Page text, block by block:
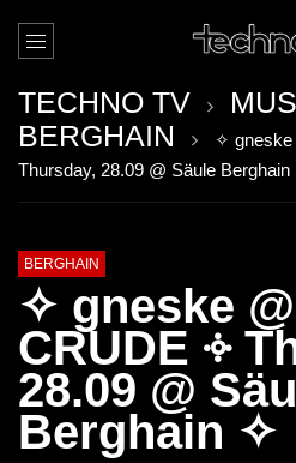
TECHNO TV
BERGHAIN
✧ gneske
Thursday, 28.09 @ Säule
BERGHAIN
✧ gneske
CRUDE ༓
28.09 @
Berghain ✧